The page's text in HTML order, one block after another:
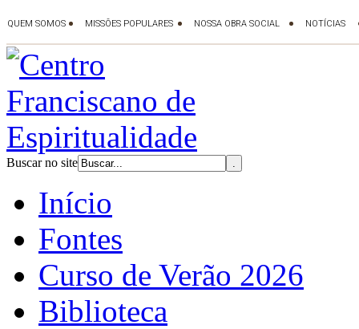
Buscar no site
Início
Fontes
Curso de Verão 2026
Biblioteca